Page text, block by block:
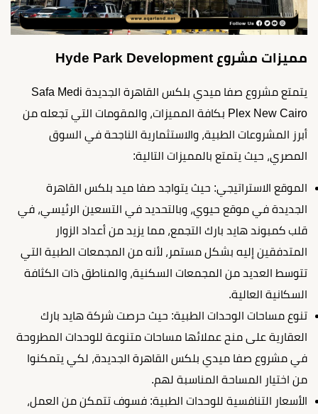
مميزات مشروع Hyde Park Development
يتمتع مشروع صفا ميدي بلكس القاهرة الجديدة Safa Medi
Plex New Cairo بكافة المميزات، والمقومات التي تجعله من
أبرز المشروعات الطبية، والاستثمارية الناجحة في السوق
المصري، حيث يتمتع بالمميزات التالية:
الموقع الاستراتيجي: حيث يتواجد صفا ميد بلكس القاهرة
الجديدة في موقع حيوي، وبالتحديد في التسعين الرئيسي، في
قلب كمبوند هايد بارك التجمع، مما يزيد من أعداد الزوار
المتدفقين إليه بشكل مستمر، لأنه من المجمعات الطبية التي
تتوسط العديد من المجمعات السكنية، والمناطق ذات الكثافة
السكانية العالية.
تنوع مساحات الوحدات الطبية: حيث حرصت شركة هايد بارك
العقارية على منح عملائها مساحات متنوعة للوحدات المطروحة
في مشروع صفا ميدي بلكس القاهرة الجديدة، لكي يتمكنوا
من اختيار المساحة المناسبة لهم.
الأسعار التنافسية للوحدات الطبية: فسوف تتمكن من العمل،